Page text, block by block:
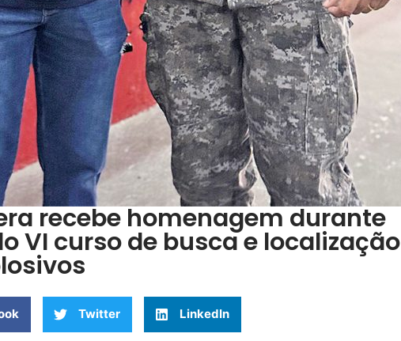
recebe homenagem durante
VI curso de busca e localização
Twitter LinkedIn